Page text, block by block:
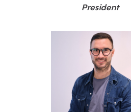
President